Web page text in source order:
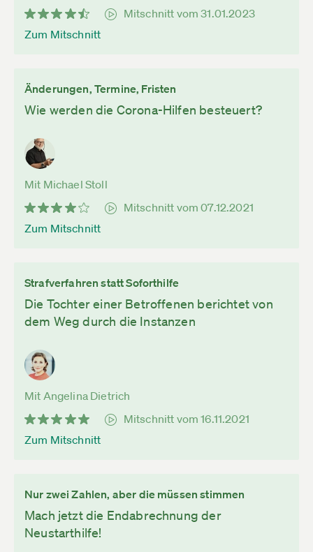
Mitschnitt vom 31.01.2023
Zum Mitschnitt
Änderungen, Termine, Fristen
Wie werden die Corona-Hilfen besteuert?
Mit Michael Stoll
Mitschnitt vom 07.12.2021
Zum Mitschnitt
Strafverfahren statt Soforthilfe
Die Tochter einer Betroffenen berichtet von
dem Weg durch die Instanzen
Mit Angelina Dietrich
Mitschnitt vom 16.11.2021
Zum Mitschnitt
Nur zwei Zahlen, aber die müssen stimmen
Mach jetzt die Endabrechnung der
Neustarthilfe!